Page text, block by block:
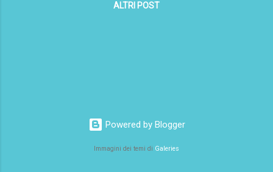
ALTRI POST
Powered by Blogger
Immagini dei temi di Galeries